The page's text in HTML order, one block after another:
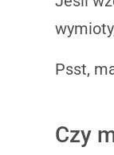
Psst,
Czy